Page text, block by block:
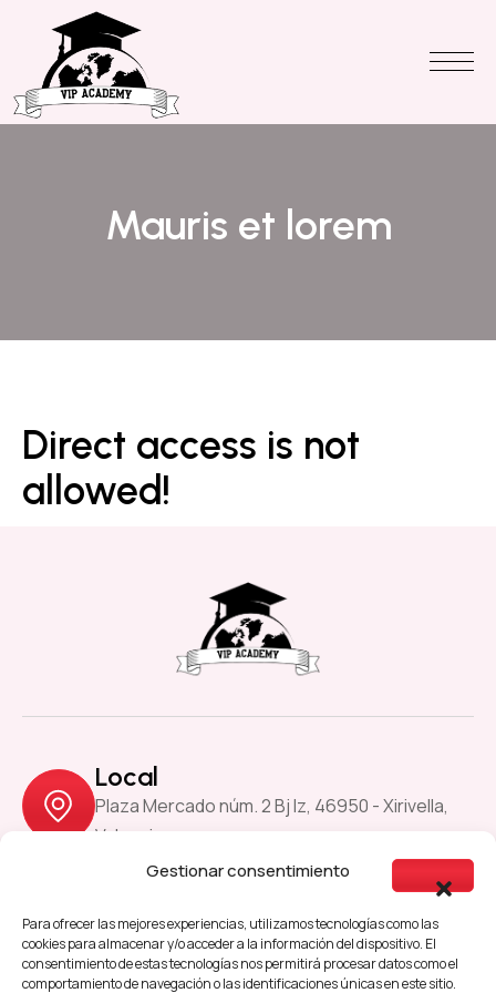
Gestionar consentimiento
Para ofrecer las mejores experiencias, utilizamos tecnologías como las
cookies para almacenar y/o acceder a la información del dispositivo. El
consentimiento de estas tecnologías nos permitirá procesar datos como el
comportamiento de navegación o las identificaciones únicas en este sitio.
Mauris et lorem
Direct access is not
allowed!
Local
Plaza Mercado núm. 2 Bj Iz, 46950 - Xirivella,
Valencia